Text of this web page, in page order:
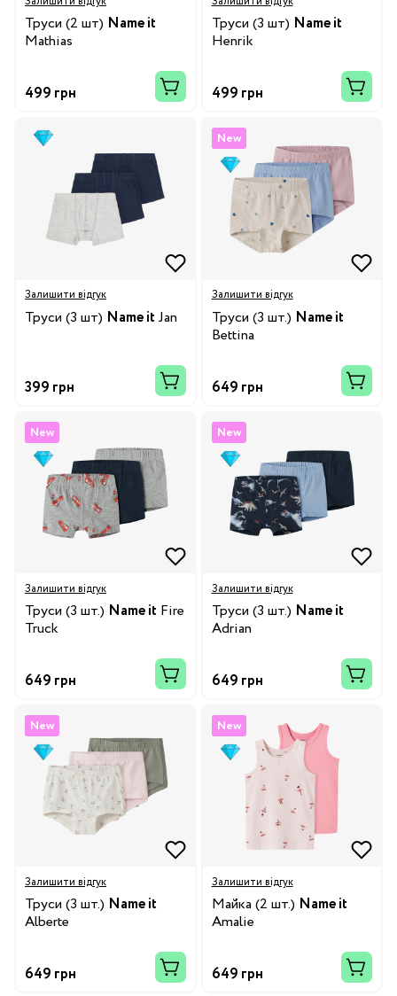
Труси (2 шт) Name it
Mathias
499 грн
Труси (3 шт) Name it
Henrik
499 грн
Залишити відгук
Труси (3 шт) Name it Jan
399 грн
New
Залишити відгук
Труси (3 шт.) Name it
Bettina
649 грн
New
Залишити відгук
Труси (3 шт.) Name it Fire
Truck
649 грн
New
Залишити відгук
Труси (3 шт.) Name it
Adrian
649 грн
New
Залишити відгук
Труси (3 шт.) Name it
Alberte
649 грн
New
Залишити відгук
Майка (2 шт.) Name it
Amalie
649 грн